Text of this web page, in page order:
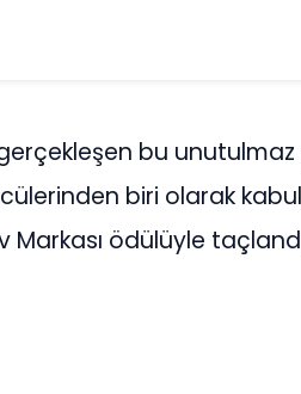
bu
biri olarak kabul
Markası ödülüyle